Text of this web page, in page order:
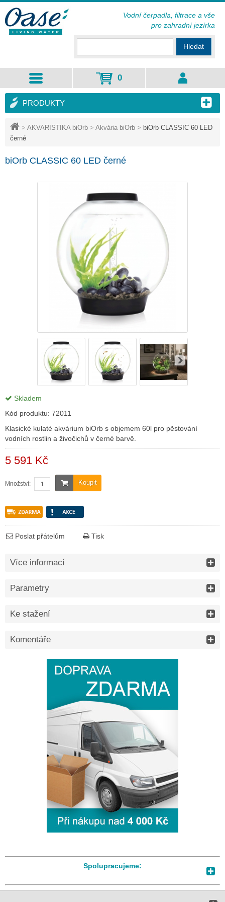
> AKVARISTIKA biOrb > Akvária biOrb > biOrb CLASSIC 60 LED
černé
biOrb CLASSIC 60 LED černé
Skladem
Kód produktu: 72011
Klasické kulaté akvárium biOrb s objemem 60l pro pěstování
vodních rostlin a živočichů v černé barvě.
5 591 Kč
Koupit
Množství:
Poslat přátelům Tisk
Více informací
Parametry
Ke stažení
Komentáře
PRODUKTY
Spolupracujeme:
Hledat
0
Vodní čerpadla, filtrace a vše
pro zahradní jezírka